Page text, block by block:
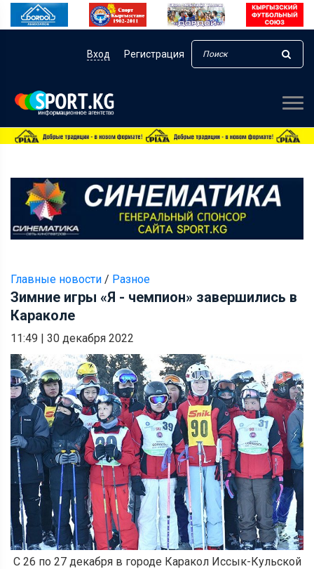
Вход Регистрация
Главные новости / Разное
Зимние игры «Я - чемпион» завершились в
Караколе
11:49 | 30 декабря 2022
С 26 по 27 декабря в городе Каракол Иссык-Кульской